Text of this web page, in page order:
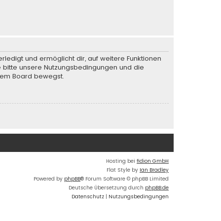
und ermöglicht dir, auf weitere Funktionen
unsere Nutzungsbedingungen und die
Board bewegst.
Hosting bei fidion GmbH
Flat Style by Ian Bradley
Powered by phpBB® Forum Software © phpBB Limited
Deutsche Übersetzung durch phpBB.de
Datenschutz | Nutzungsbedingungen